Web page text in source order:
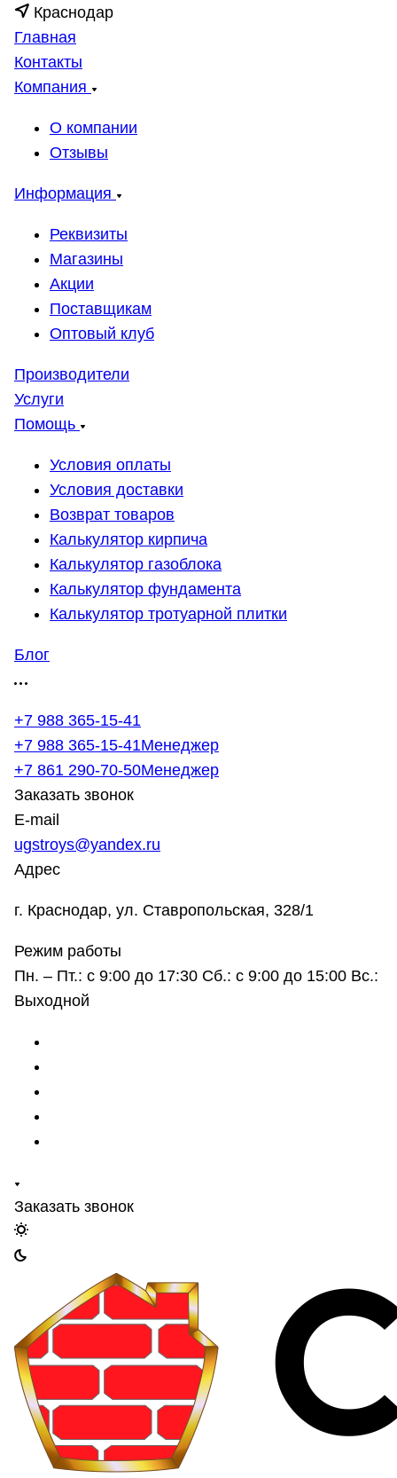
Краснодар
Главная
Контакты
Компания
О компании
Отзывы
Информация
Реквизиты
Магазины
Акции
Поставщикам
Оптовый клуб
Производители
Услуги
Помощь
Условия оплаты
Условия доставки
Возврат товаров
Калькулятор кирпича
Калькулятор газоблока
Калькулятор фундамента
Калькулятор тротуарной плитки
Блог
+7 988 365-15-41
+7 988 365-15-41Менеджер
+7 861 290-70-50Менеджер
Заказать звонок
E-mail
ugstroys@yandex.ru
Адрес
г. Краснодар, ул. Ставропольская, 328/1
Режим работы
Пн. – Пт.: с 9:00 до 17:30 Сб.: с 9:00 до 15:00 Вс.:
Выходной
Заказать звонок